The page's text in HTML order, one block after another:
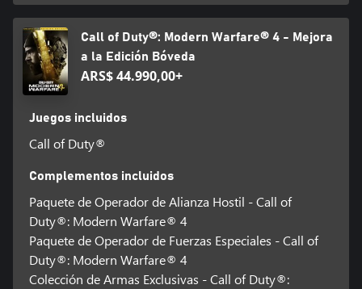
Call of Duty®: Modern Warfare® 4 - Mejora
a la Edición Bóveda
ARS$ 44.990,00+
Juegos incluidos
Call of Duty®
Complementos incluidos
Paquete de Operador de Alianza Hostil - Call of
Duty®: Modern Warfare® 4
Paquete de Operador de Fuerzas Especiales - Call of
Duty®: Modern Warfare® 4
Colección de Armas Exclusivas - Call of Duty®: